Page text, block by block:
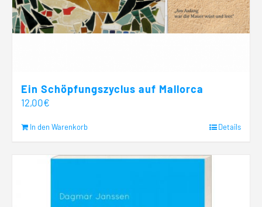
Ein Schöpfungszyclus auf Mallorca
12,00€
In den Warenkorb Details